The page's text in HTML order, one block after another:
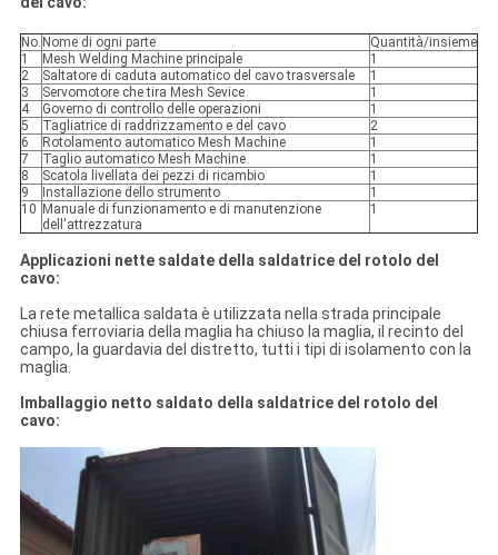
No. Nome di ogni parte
Quantità/insieme
1
Mesh Welding Machine principale
1
2
Saltatore di caduta automatico del cavo trasversale
1
3
Servomotore che tira Mesh Sevice
1
4
Governo di controllo delle operazioni
1
5
Tagliatrice di raddrizzamento e del cavo
2
6
Rotolamento automatico Mesh Machine
1
7
Taglio automatico Mesh Machine
1
8
Scatola livellata dei pezzi di ricambio
1
9
Installazione dello strumento
1
10 Manuale di funzionamento e di manutenzione
dell'attrezzatura
1
Applicazioni nette saldate della saldatrice del rotolo del
cavo:
La rete metallica saldata è utilizzata nella strada principale
chiusa ferroviaria della maglia ha chiuso la maglia, il recinto del
campo, la guardavia del distretto, tutti i tipi di isolamento con la
maglia.
Imballaggio netto saldato della saldatrice del rotolo del
cavo: